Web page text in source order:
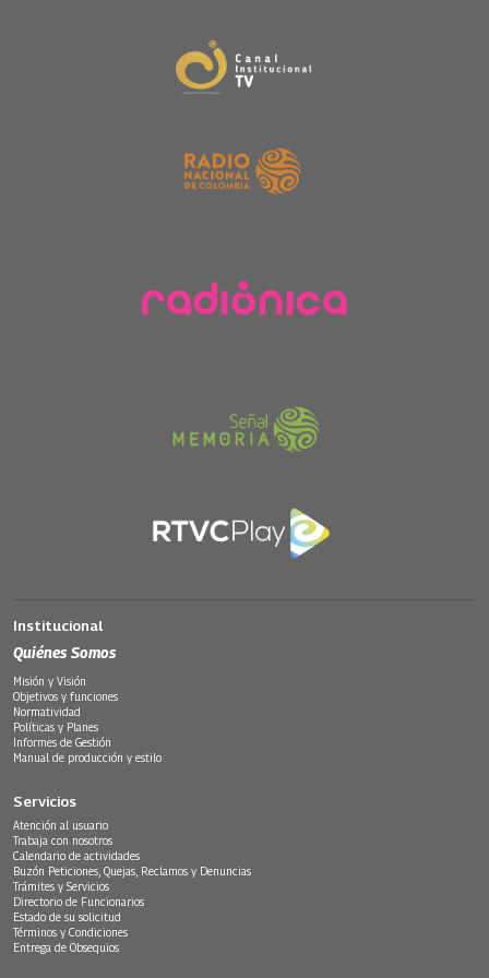
Institucional
Quiénes Somos
Misión y Visión
Objetivos y funciones
Normatividad
Políticas y Planes
Informes de Gestión
Manual de producción y estilo
Servicios
Atención al usuario
Trabaja con nosotros
Calendario de actividades
Buzón Peticiones, Quejas, Reclamos y Denuncias
Trámites y Servicios
Directorio de Funcionarios
Estado de su solicitud
Términos y Condiciones
Entrega de Obsequios